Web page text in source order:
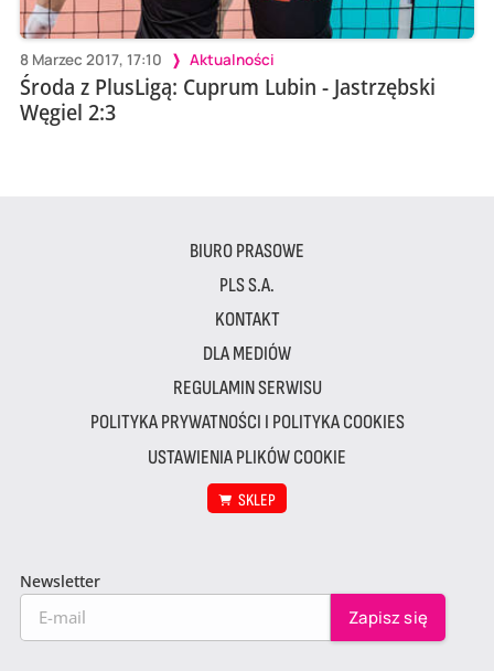
8 Marzec 2017, 17:10 Aktualności
Środa z PlusLigą: Cuprum Lubin - Jastrzębski
Węgiel 2:3
BIURO PRASOWE
PLS S.A.
KONTAKT
DLA MEDIÓW
REGULAMIN SERWISU
POLITYKA PRYWATNOŚCI I POLITYKA COOKIES
USTAWIENIA PLIKÓW COOKIE
SKLEP
Newsletter